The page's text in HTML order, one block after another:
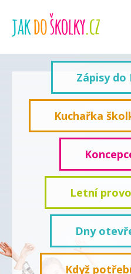
Zápisy do
Kuchařka
Letní
Dny
Když